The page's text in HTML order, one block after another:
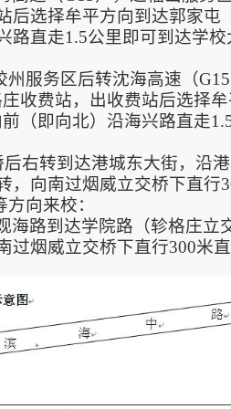
后选择牟平方向到达郭家屯
路直走1.5公里即可到达学
服务区后转沈海高速（
收费站，出收费站后选择
（即向北）沿海兴路直走
右转到达港城东大街，沿
，向南过烟威立交桥下直行
向来校：
海路到达学院路（轸格庄
过烟威立交桥下直行300米